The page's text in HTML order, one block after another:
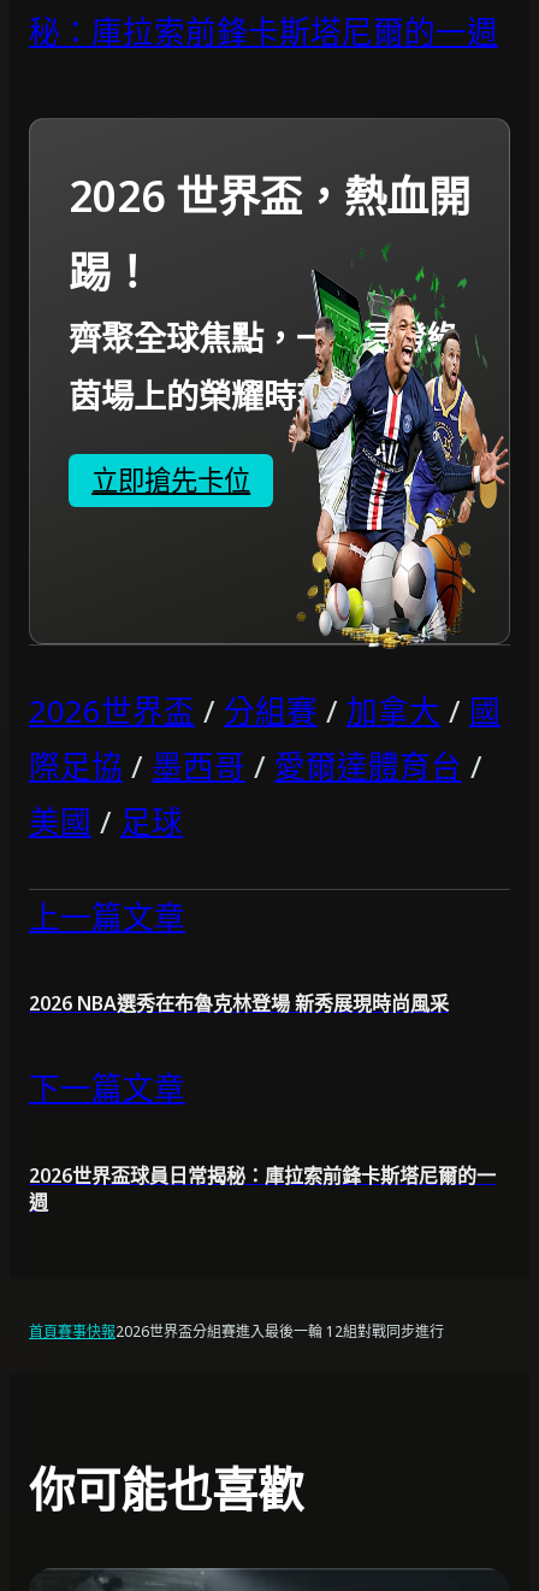
秘：庫拉索前鋒卡斯塔尼爾的一週
2026 世界盃，熱血開
踢！
齊聚全球焦點，一起見證綠
茵場上的榮耀時刻。
立即搶先卡位
2026世界盃 / 分組賽 / 加拿大 / 國
際足協 / 墨西哥 / 愛爾達體育台 /
美國 / 足球
上一篇文章
2026 NBA選秀在布魯克林登場 新秀展現時尚風采
下一篇文章
2026世界盃球員日常揭秘：庫拉索前鋒卡斯塔尼爾的一
週
首頁賽事快報2026世界盃分組賽進入最後一輪 12組對戰同步進行
你可能也喜歡